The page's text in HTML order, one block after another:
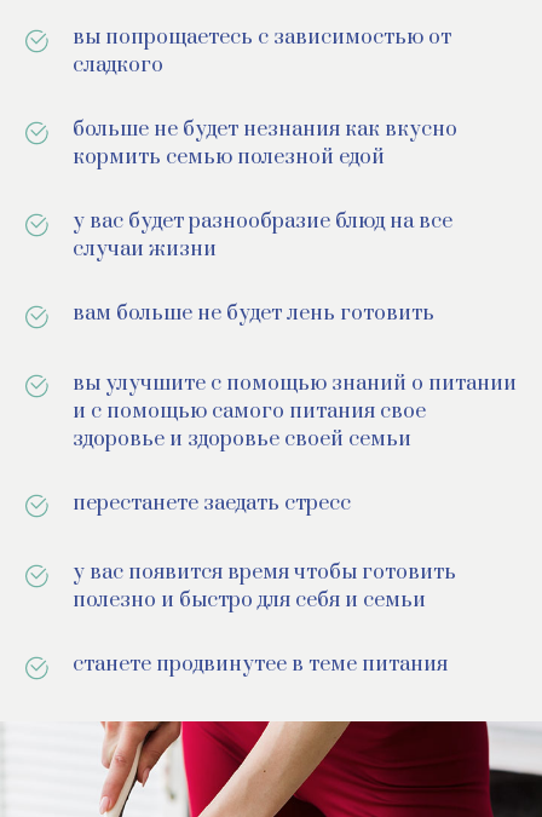
вы попрощаетесь с зависимостью от
сладкого
больше не будет незнания как вкусно
кормить семью полезной едой
у вас будет разнообразие блюд на все
случаи жизни
вам больше не будет лень готовить
вы улучшите с помощью знаний о питании
и с помощью самого питания свое
здоровье и здоровье своей семьи
перестанете заедать стресс
у вас появится время чтобы готовить
полезно и быстро для себя и семьи
станете продвинутее в теме питания